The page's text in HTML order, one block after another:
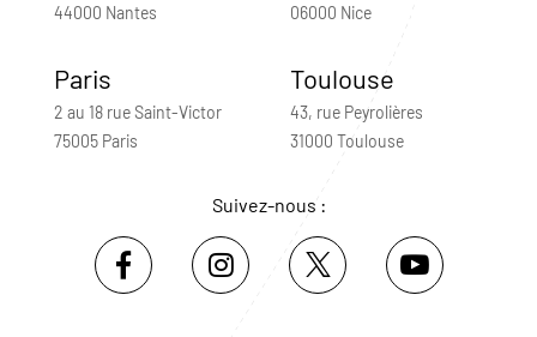
44000 Nantes
06000 Nice
Paris
2 au 18 rue Saint-Victor
75005 Paris
Toulouse
43, rue Peyrolières
31000 Toulouse
Suivez-nous :